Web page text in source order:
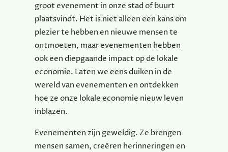
groot evenement in onze stad of buurt
plaatsvindt. Het is niet alleen een kans om
plezier te hebben en nieuwe mensen te
ontmoeten, maar evenementen hebben
ook een diepgaande impact op de lokale
economie. Laten we eens duiken in de
wereld van evenementen en ontdekken
hoe ze onze lokale economie nieuw leven
inblazen.
Evenementen zijn geweldig. Ze brengen
mensen samen, creëren herinneringen en